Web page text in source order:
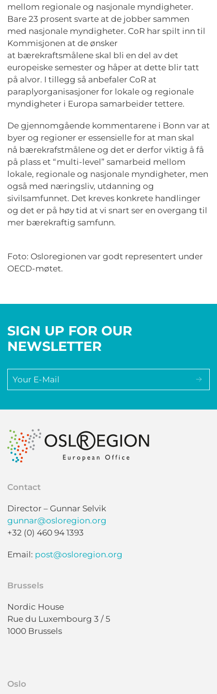
mellom regionale og nasjonale myndigheter.
Bare 23 prosent svarte at de jobber sammen
med nasjonale myndigheter. CoR har spilt inn til
Kommisjonen at de ønsker
at bærekraftsmålene skal bli en del av det
europeiske semester og håper at dette blir tatt
på alvor. I tillegg så anbefaler CoR at
paraplyorganisasjoner for lokale og regionale
myndigheter i Europa samarbeider tettere.
De gjennomgående kommentarene i Bonn var at
byer og regioner er essensielle for at man skal
nå bærekrafstmålene og det er derfor viktig å få
på plass et “multi-level” samarbeid mellom
lokale, regionale og nasjonale myndigheter, men
også med næringsliv, utdanning og
sivilsamfunnet. Det kreves konkrete handlinger
og det er på høy tid at vi snart ser en overgang til
mer bærekraftig samfunn.
Foto: Osloregionen var godt representert under
OECD-møtet.
SIGN UP FOR OUR
NEWSLETTER
Contact
Director – Gunnar Selvik
gunnar@osloregion.org
+32 (0) 460 94 1393
Email: post@osloregion.org
Brussels
Nordic House
Rue du Luxembourg 3 / 5
1000 Brussels
Oslo